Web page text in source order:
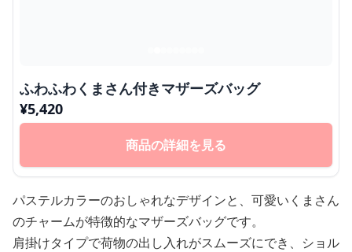
ふわふわくまさん付きマザーズバッグ
¥5,420
商品の詳細を見る
パステルカラーのおしゃれなデザインと、可愛いくまさん
のチャームが特徴的なマザーズバッグです。
肩掛けタイプで荷物の出し入れがスムーズにでき、ショル